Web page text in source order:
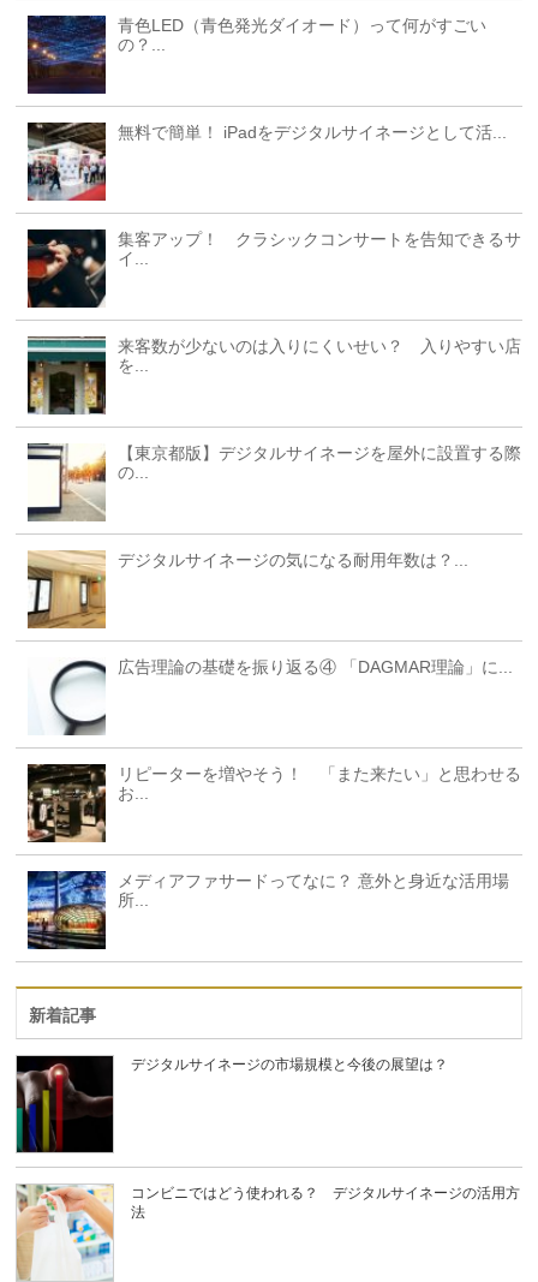
青色LED（青色発光ダイオード）って何がすごい
の？...
無料で簡単！ iPadをデジタルサイネージとして活...
集客アップ！ クラシックコンサートを告知できるサ
イ...
来客数が少ないのは入りにくいせい？ 入りやすい店
を...
【東京都版】デジタルサイネージを屋外に設置する際
の...
デジタルサイネージの気になる耐用年数は？...
広告理論の基礎を振り返る④ 「DAGMAR理論」に...
リピーターを増やそう！ 「また来たい」と思わせる
お...
メディアファサードってなに？ 意外と身近な活用場
所...
新着記事
デジタルサイネージの市場規模と今後の展望は？
コンビニではどう使われる？ デジタルサイネージの活用方
法